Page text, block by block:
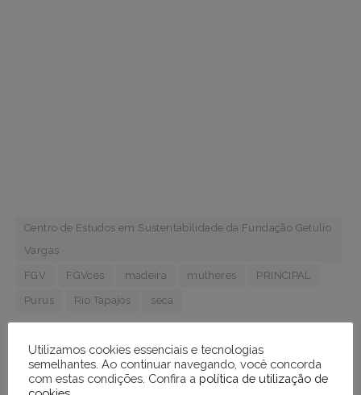
Centro de Estudos em Sustentabilidade da Fundação Getulio
Vargas
FGV FGVces madeira mulheres PRINCIPAL
Purus Rio Tapajós seca
WhatsApp Facebook
Incorpore
LinkedIn Email
Utilizamos cookies essenciais e tecnologias
semelhantes. Ao continuar navegando, você concorda
com estas condições. Confira a política de utilização de